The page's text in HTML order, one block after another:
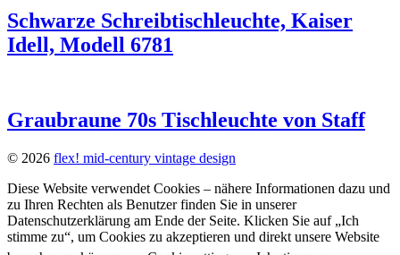
Schwarze Schreibtischleuchte, Kaiser
Idell, Modell 6781
Graubraune 70s Tischleuchte von Staff
© 2026 flex! mid-century vintage design
Diese Website verwendet Cookies – nähere Informationen dazu und
zu Ihren Rechten als Benutzer finden Sie in unserer
Datenschutzerklärung am Ende der Seite. Klicken Sie auf „Ich
stimme zu“, um Cookies zu akzeptieren und direkt unsere Website